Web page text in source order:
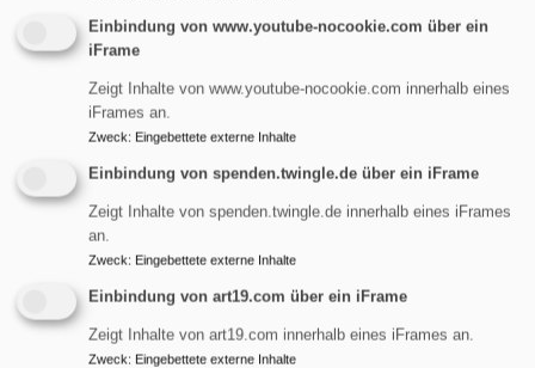
Beiträge. Für die ökumenische Weihnachtsausgabe
besprechen wir uns zusammen mit den Vertretern der
Birgit Kleinlein, Traudl Krec, Pfrin. Dr. Nina Mützlitz,
Roland Süß und Vikar Johannes Steinlein.
Wenn Sie ein schönes Bild von einem Ereignis in der
Gemeinde haben, können Sie uns das gerne zur
Verfügung stellen. Allerdings ist zu beachten, dass die
darauf abgebildeten Personen (bei Kindern die Eltern) der
Veröffentlichung zugestimmt haben. Lassen Sie eine
Einwilligungserklärung
Archivierung ins Gemeindebüro.
Einbindung von www.youtube-nocookie.com über ein
iFrame
Zeigt Inhalte von www.youtube-nocookie.com innerhalb eines
iFrames an.
Zweck: Eingebettete externe Inhalte
Einbindung von spenden.twingle.de über ein iFrame
Zeigt Inhalte von spenden.twingle.de innerhalb eines iFrames
an.
Zweck: Eingebettete externe Inhalte
Einbindung von art19.com über ein iFrame
Zeigt Inhalte von art19.com innerhalb eines iFrames an.
Zweck: Eingebettete externe Inhalte